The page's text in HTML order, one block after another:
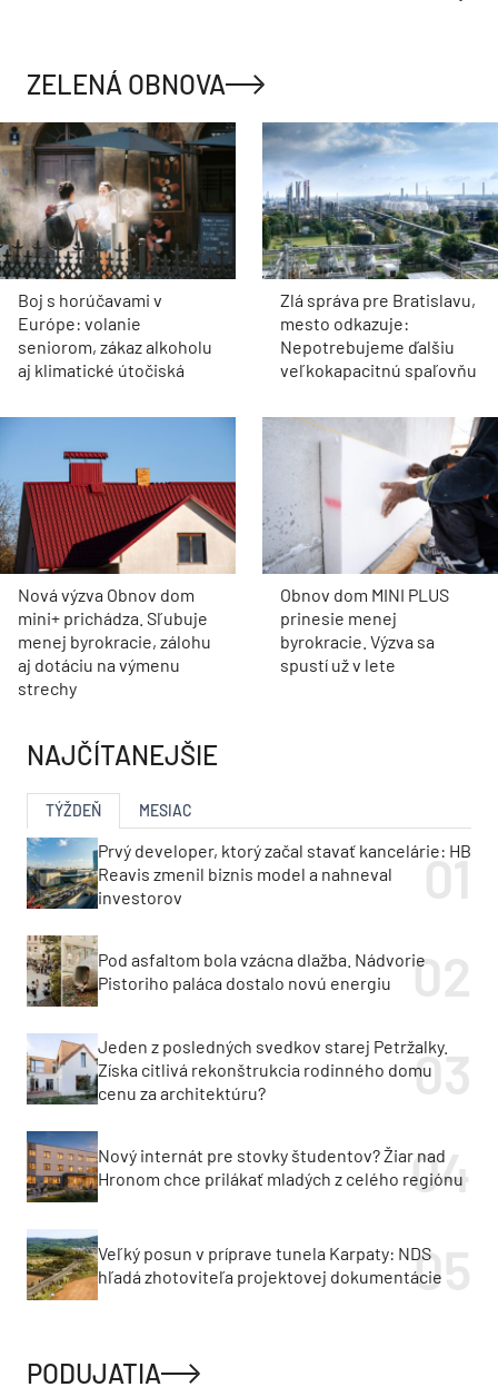
ZELENÁ OBNOVA
Boj s horúčavami v
Európe: volanie
seniorom, zákaz alkoholu
aj klimatické útočiská
Zlá správa pre Bratislavu,
mesto odkazuje:
Nepotrebujeme ďalšiu
veľkokapacitnú spaľovňu
Nová výzva Obnov dom
mini+ prichádza. Sľubuje
menej byrokracie, zálohu
aj dotáciu na výmenu
strechy
Obnov dom MINI PLUS
prinesie menej
byrokracie. Výzva sa
spustí už v lete
NAJČÍTANEJŠIE
TÝŽDEŇ MESIAC
Prvý developer, ktorý začal stavať kancelárie: HB
Reavis zmenil biznis model a nahneval
investorov
Pod asfaltom bola vzácna dlažba. Nádvorie
Pistoriho paláca dostalo novú energiu
Jeden z posledných svedkov starej Petržalky.
Získa citlivá rekonštrukcia rodinného domu
cenu za architektúru?
Nový internát pre stovky študentov? Žiar nad
Hronom chce prilákať mladých z celého regiónu
Veľký posun v príprave tunela Karpaty: NDS
hľadá zhotoviteľa projektovej dokumentácie
PODUJATIA